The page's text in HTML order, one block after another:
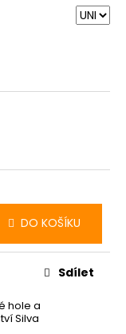
DO KOŠÍKU
hole a
Silva
Sdílet